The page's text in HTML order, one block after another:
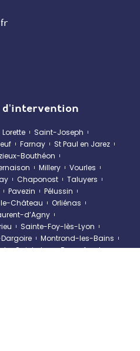
d'intervention
Lorette
Saint-Joseph
Farnay
St Paul en Jarez
Bouthéon
Millery
Vourles
Chaponost
Taluyers
Pavezin
Pélussin
Château
Orliénas
d’Agny
Sainte-Foy-lès-Lyon
Montrond-les-Bains
Saint-Jean-Bonnefonds